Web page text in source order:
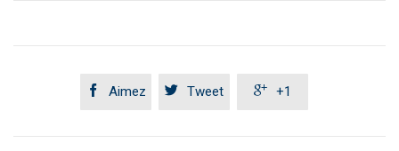
 Aimez  Tweet  +1